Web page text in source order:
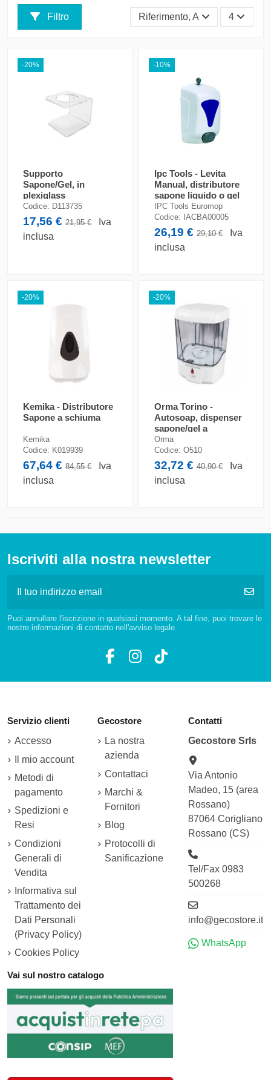
Filtro Riferimento, A - Z 4
-20%
Supporto
Sapone/Gel, in
plexiglass
termopiegato per
flacone da 500 ml
Codice: D113735
17,56 €21,95 €
Iva
inclusa
-10%
Ipc Tools - Levita
Manual, distributore
sapone liquido o gel
IPC Tools Euromop
Codice: IACBA00005
26,19 €29,10 €
Iva
inclusa
-20%
Kemika - Distributore
Sapone a schiuma
Kemika
Codice: K019939
67,64 €84,55 €
Iva
inclusa
-20%
Orma Torino -
Autosoap, dispenser
sapone/gel a
infrarossi
Orma
Codice:O510
32,72 €40,90 €
Iva
inclusa
Iscriviti alla nostra newsletter
Puoi annullare l'iscrizione in qualsiasi momento. A tal fine, puoi trovare le
nostre informazioni di contatto nell'avviso legale.
Servizio clienti
Accesso
Il mio account
Metodi di
pagamento
Spedizioni e
Resi
Condizioni
Generali di
Vendita
Informativa sul
Trattamento dei
Dati Personali
(Privacy Policy)
Cookies Policy
Gecostore
La nostra
azienda
Contattaci
Marchi &
Fornitori
Blog
Protocolli di
Sanificazione
Contatti
Gecostore Srls
Via Antonio
Madeo, 15 (area
Rossano)
87064 Corigliano
Rossano (CS)
Tel/Fax 0983
500268
info@gecostore.it
WhatsApp
Vai sul nostro catalogo